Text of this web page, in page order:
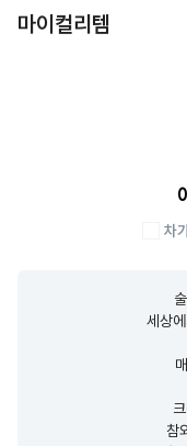
마이컬리템
차
세상
참